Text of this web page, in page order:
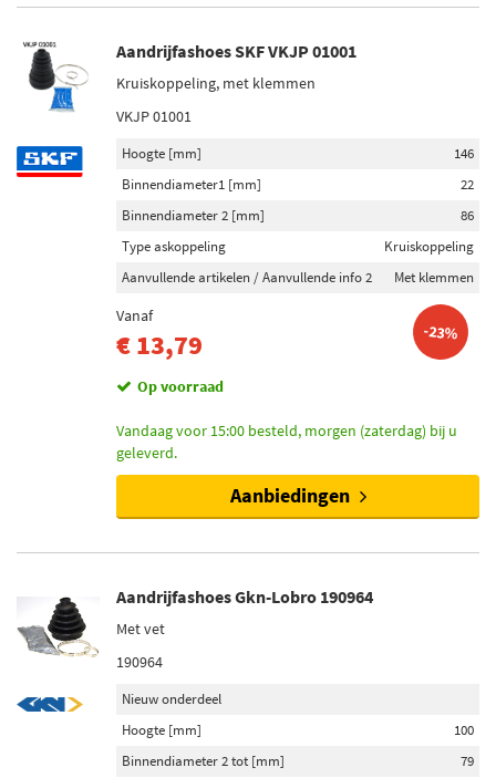
203 Resultaten
Merk
Febi Bilstein (13)
SKF (11)
Spidan (15)
Inbouwplaats
Versnellingsbak zijde (41)
Vooras links (25)
Vooras (23)
Vooras rechts (21)
Toon meer
Aandrijfashoes SKF VKJP 01001
Kruiskoppeling, met klemmen
VKJP 01001
Hoogte [mm]
146
Binnendiameter1 [mm]
22
Binnendiameter 2 [mm]
86
Type askoppeling
Kruiskoppeling
Aanvullende artikelen / Aanvullende info 2
Met klemmen
Vanaf
€ 13,79 -23%
Op voorraad
Vandaag voor 15:00 besteld, morgen (zaterdag) bij u
geleverd.
Aanbiedingen
Aandrijfashoes Gkn-Lobro 190964
Met vet
190964
Nieuw onderdeel
Hoogte [mm]
100
Binnendiameter 2 tot [mm]
79